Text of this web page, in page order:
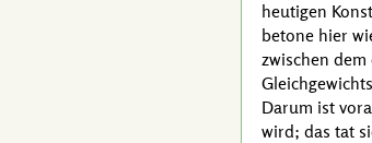
heutigen
betone hier
zwischen
Darum ist
wird; das tat